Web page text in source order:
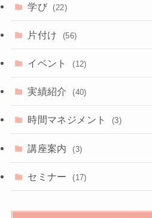
学び (22)
片付け (56)
イベント (12)
実績紹介 (40)
時間マネジメント (3)
講座案内 (3)
セミナー (17)